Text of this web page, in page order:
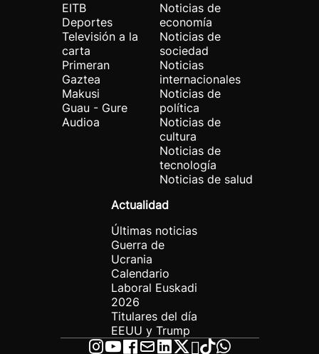
EITB
Deportes
Televisión a la
carta
Primeran
Gaztea
Makusi
Guau - Gure
Audioa
Noticias de
economía
Noticias de
sociedad
Noticias
internacionales
Noticias de
política
Noticias de
cultura
Noticias de
tecnología
Noticias de salud
Actualidad
Últimas noticias
Guerra de
Ucrania
Calendario
Laboral Euskadi
2026
Titulares del día
EEUU y Trump